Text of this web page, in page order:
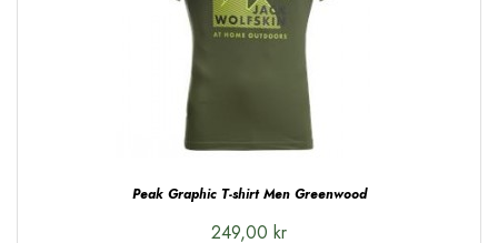
Peak Graphic T-shirt Men Greenwood
249,00 kr